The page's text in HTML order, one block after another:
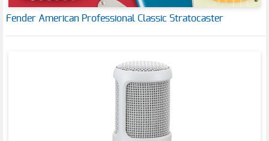
Fender American Professional Classic Stratocaster